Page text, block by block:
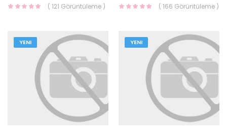
( 121 Görüntüleme ) ( 166 Görüntüleme )
YENI YENI